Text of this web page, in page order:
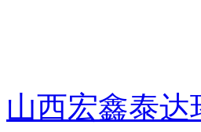
山西宏鑫泰